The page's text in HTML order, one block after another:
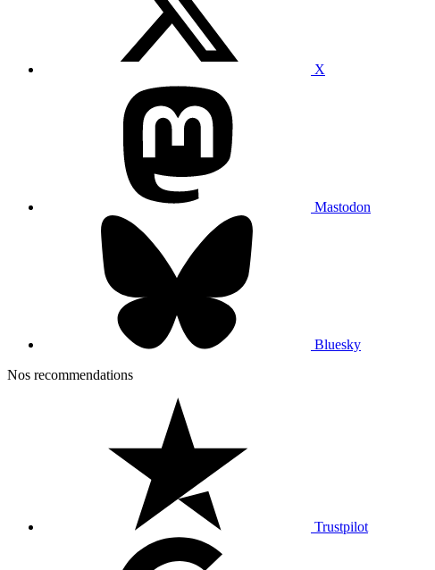
X
Mastodon
Bluesky
Nos recommendations
Trustpilot